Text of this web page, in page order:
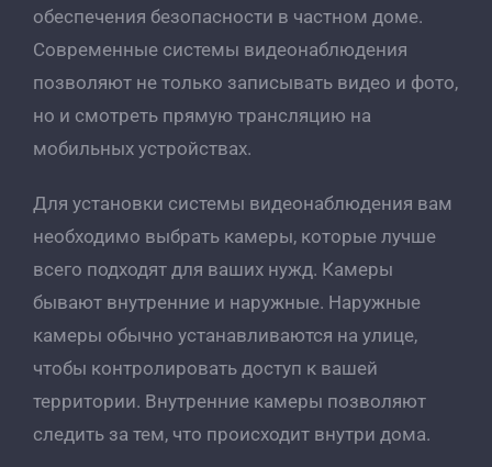
обеспечения безопасности в частном доме.
Современные системы видеонаблюдения
позволяют не только записывать видео и фото,
но и смотреть прямую трансляцию на
мобильных устройствах.
Для установки системы видеонаблюдения вам
необходимо выбрать камеры, которые лучше
всего подходят для ваших нужд. Камеры
бывают внутренние и наружные. Наружные
камеры обычно устанавливаются на улице,
чтобы контролировать доступ к вашей
территории. Внутренние камеры позволяют
следить за тем, что происходит внутри дома.